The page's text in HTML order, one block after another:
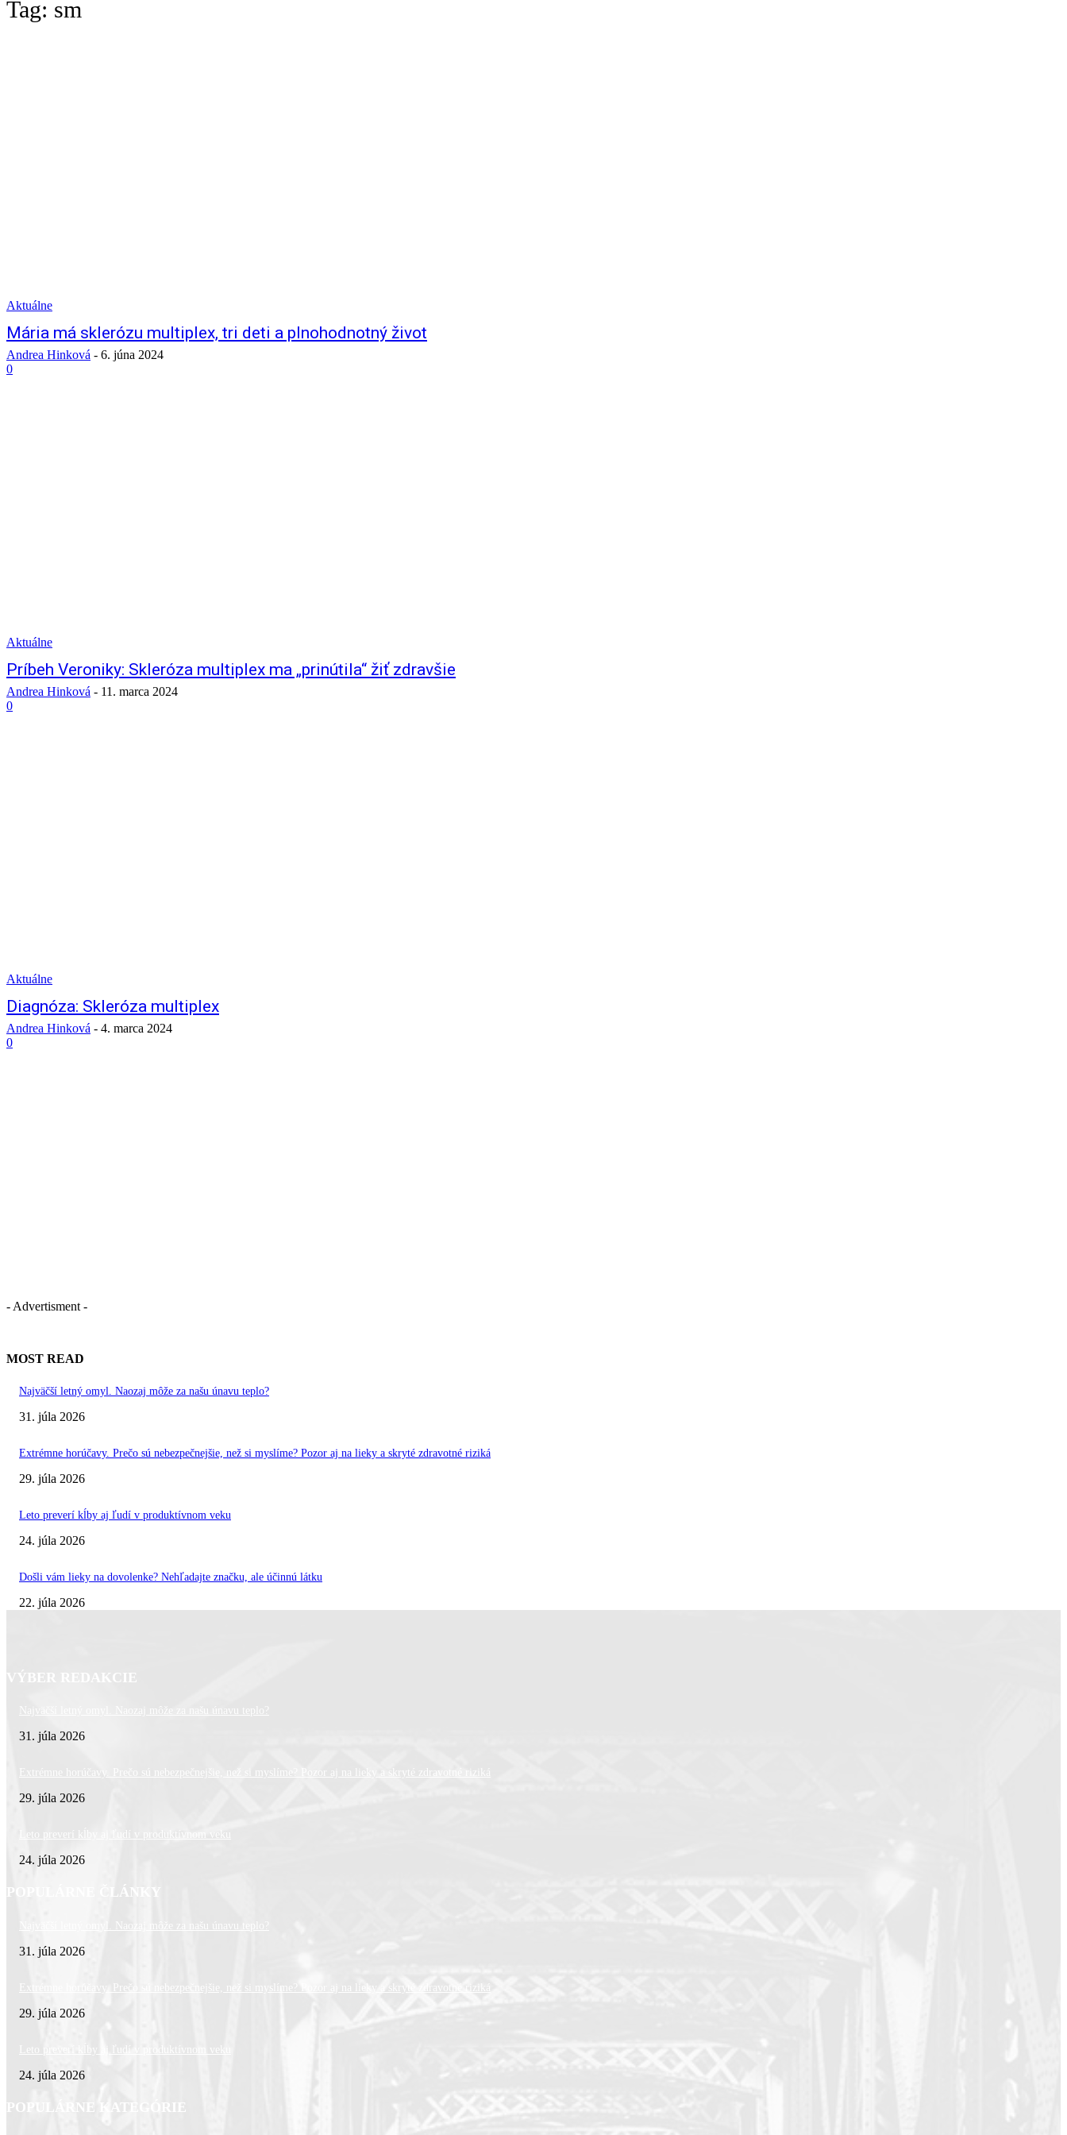
Tag: sm
Aktuálne
Mária má sklerózu multiplex, tri deti a plnohodnotný život
Andrea Hinková - 6. júna 2024
0
Aktuálne
Príbeh Veroniky: Skleróza multiplex ma „prinútila“ žiť zdravšie
Andrea Hinková - 11. marca 2024
0
Aktuálne
Diagnóza: Skleróza multiplex
Andrea Hinková - 4. marca 2024
0
- Advertisment -
MOST READ
Najväčší letný omyl. Naozaj môže za našu únavu teplo?
31. júla 2026
Extrémne horúčavy. Prečo sú nebezpečnejšie, než si myslíme? Pozor aj na lieky a skryté zdravotné riziká
29. júla 2026
Leto preverí kĺby aj ľudí v produktívnom veku
24. júla 2026
Došli vám lieky na dovolenke? Nehľadajte značku, ale účinnú látku
22. júla 2026
VÝBER REDAKCIE
Najväčší letný omyl. Naozaj môže za našu únavu teplo?
31. júla 2026
Extrémne horúčavy. Prečo sú nebezpečnejšie, než si myslíme? Pozor aj na lieky a skryté zdravotné riziká
29. júla 2026
Leto preverí kĺby aj ľudí v produktívnom veku
24. júla 2026
POPULÁRNE ČLÁNKY
Najväčší letný omyl. Naozaj môže za našu únavu teplo?
31. júla 2026
Extrémne horúčavy. Prečo sú nebezpečnejšie, než si myslíme? Pozor aj na lieky a skryté zdravotné riziká
29. júla 2026
Leto preverí kĺby aj ľudí v produktívnom veku
24. júla 2026
POPULÁRNE KATEGÓRIE